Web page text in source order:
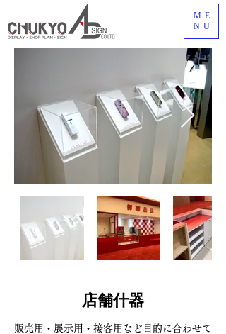
ME
NU
店舗什器
販売用・展示用・接客用など目的に合わせて